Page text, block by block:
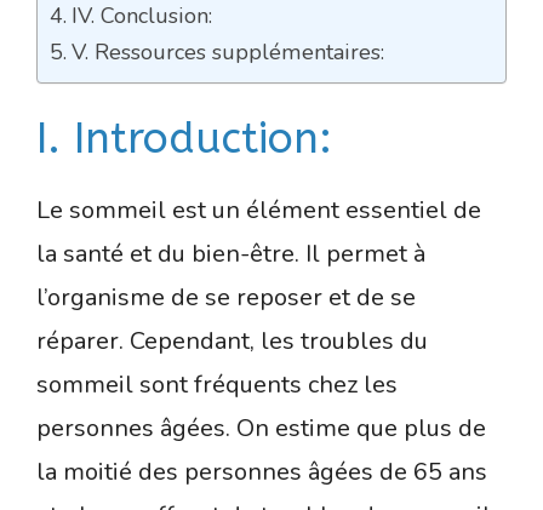
IV. Conclusion:
V. Ressources supplémentaires:
I. Introduction:
Le sommeil est un élément essentiel de
la santé et du bien-être. Il permet à
l’organisme de se reposer et de se
réparer. Cependant, les troubles du
sommeil sont fréquents chez les
personnes âgées. On estime que plus de
la moitié des personnes âgées de 65 ans